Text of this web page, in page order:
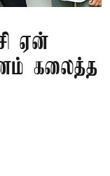
ஏன்
கலைத்த